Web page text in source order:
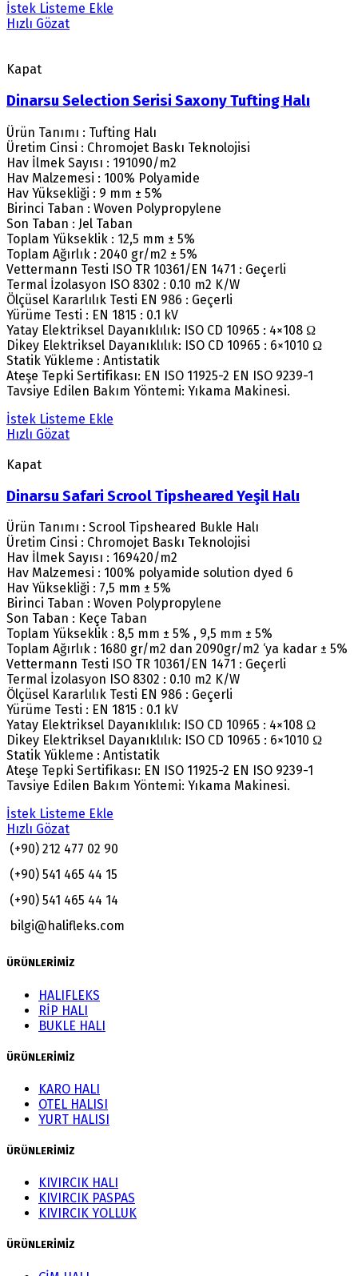
İstek Listeme Ekle
Hızlı Gözat
Kapat
Dinarsu Selection Serisi Saxony Tufting Halı
Ürün Tanımı : Tufting Halı
Üretim Cinsi : Chromojet Baskı Teknolojisi
Hav İlmek Sayısı : 191090/m2
Hav Malzemesi : 100% Polyamide
Hav Yüksekliği : 9 mm ± 5%
Birinci Taban : Woven Polypropylene
Son Taban : Jel Taban
Toplam Yükseklik : 12,5 mm ± 5%
Toplam Ağırlık : 2040 gr/m2 ± 5%
Vettermann Testi ISO TR 10361/EN 1471 : Geçerli
Termal İzolasyon ISO 8302 : 0.10 m2 K/W
Ölçüsel Kararlılık Testi EN 986 : Geçerli
Yürüme Testi : EN 1815 : 0.1 kV
Yatay Elektriksel Dayanıklılık: ISO CD 10965 : 4×108 Ω
Dikey Elektriksel Dayanıklılık: ISO CD 10965 : 6×1010 Ω
Statik Yükleme : Antistatik
Ateşe Tepki Sertifikası: EN ISO 11925-2 EN ISO 9239-1
Tavsiye Edilen Bakım Yöntemi: Yıkama Makinesi.
İstek Listeme Ekle
Hızlı Gözat
Kapat
Dinarsu Safari Scrool Tipsheared Yeşil Halı
Ürün Tanımı : Scrool Tipsheared Bukle Halı
Üretim Cinsi : Chromojet Baskı Teknolojisi
Hav İlmek Sayısı : 169420/m2
Hav Malzemesi : 100% polyamide solution dyed 6
Hav Yüksekliği : 7,5 mm ± 5%
Birinci Taban : Woven Polypropylene
Son Taban : Keçe Taban
Toplam Yükseklik : 8,5 mm ± 5% , 9,5 mm ± 5%
Toplam Ağırlık : 1680 gr/m2 dan 2090gr/m2 ‘ya kadar ± 5%
Vettermann Testi ISO TR 10361/EN 1471 : Geçerli
Termal İzolasyon ISO 8302 : 0.10 m2 K/W
Ölçüsel Kararlılık Testi EN 986 : Geçerli
Yürüme Testi : EN 1815 : 0.1 kV
Yatay Elektriksel Dayanıklılık: ISO CD 10965 : 4×108 Ω
Dikey Elektriksel Dayanıklılık: ISO CD 10965 : 6×1010 Ω
Statik Yükleme : Antistatik
Ateşe Tepki Sertifikası: EN ISO 11925-2 EN ISO 9239-1
Tavsiye Edilen Bakım Yöntemi: Yıkama Makinesi.
İstek Listeme Ekle
Hızlı Gözat
(+90) 212 477 02 90
(+90) 541 465 44 15
(+90) 541 465 44 14
bilgi@halifleks.com
ÜRÜNLERİMİZ
HALIFLEKS
RİP HALI
BUKLE HALI
ÜRÜNLERİMİZ
KARO HALI
OTEL HALISI
YURT HALISI
ÜRÜNLERİMİZ
KIVIRCIK HALI
KIVIRCIK PASPAS
KIVIRCIK YOLLUK
ÜRÜNLERİMİZ